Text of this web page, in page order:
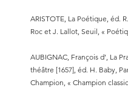
ARISTOTE, La Poétique, éd.
Roc et J. Lallot, Seuil, «
AUBIGNAC, François d’, La
théâtre [1657], éd. H. Baby,
Champion, « Champion